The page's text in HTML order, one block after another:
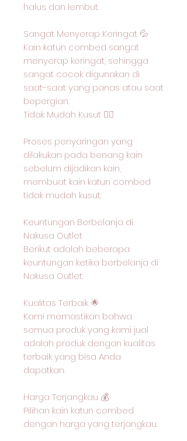
halus dan lembut.
Sangat Menyerap Keringat 💦
Kain katun combed sangat
menyerap keringat, sehingga
sangat cocok digunakan di
saat-saat yang panas atau saat
bepergian.
Tidak Mudah Kusut 🙅‍♂️
Proses penyaringan yang
dilakukan pada benang kain
sebelum dijadikan kain,
membuat kain katun combed
tidak mudah kusut.
Keuntungan Berbelanja di
Nakusa Outlet
Berikut adalah beberapa
keuntungan ketika berbelanja di
Nakusa Outlet:
Kualitas Terbaik 🌟
Kami memastikan bahwa
semua produk yang kami jual
adalah produk dengan kualitas
terbaik yang bisa Anda
dapatkan.
Harga Terjangkau 💰
Pilihan kain katun combed
dengan harga yang terjangkau.